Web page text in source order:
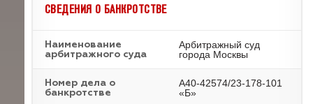
СВЕДЕНИЯ О БАНКРОТСТВЕ
Наименование
арбитражного суда
Арбитражный суд
города Москвы
Номер дела о
банкротстве
А40-42574/23-178-101
«Б»